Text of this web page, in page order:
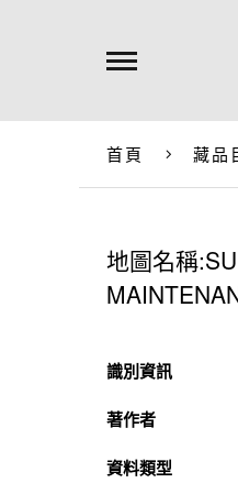
首頁 藏品
地圖名稱
識別資訊
著作者
資料類型